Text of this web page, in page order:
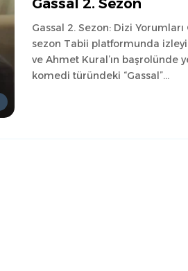
Gassal 2. Sezon
Gassal 2. Sezon: Dizi
sezon Tabii platformunda
ve Ahmet Kural’ın başrolünde
komedi türündeki “Gassal”…